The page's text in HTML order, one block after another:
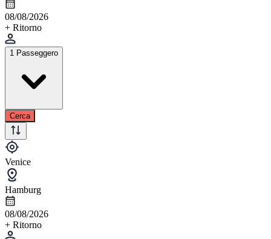
08/08/2026
+ Ritorno
1 Passeggero
Cerca
Venice
Hamburg
08/08/2026
+ Ritorno